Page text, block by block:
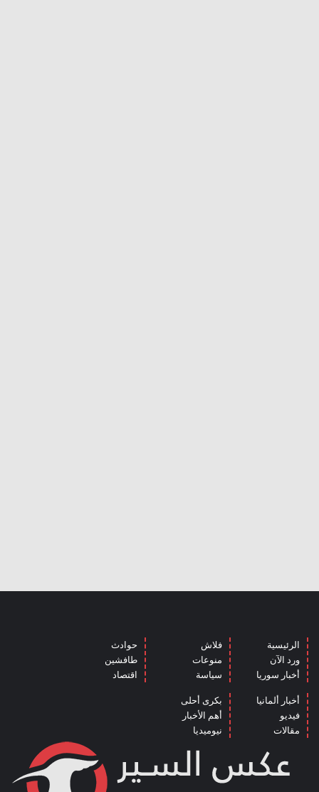
الرئيسية
ورد الآن
أخبار سوريا
فلاش
منوعات
سياسة
حوادث
طافشين
اقتصاد
أخبار ألمانيا
فيديو
مقالات
بكرى أحلى
أهم الأخبار
نيوميديا